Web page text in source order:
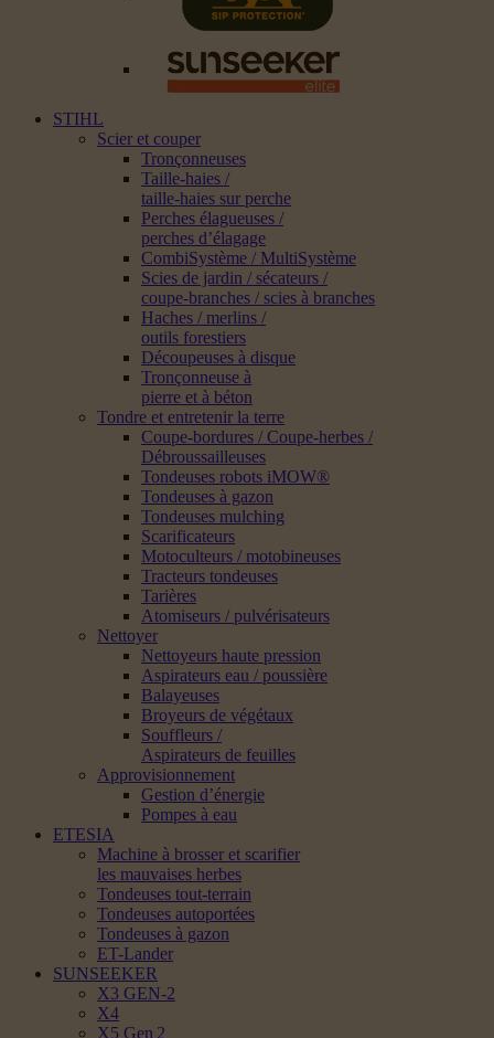
STIHL
Scier et couper
Tronçonneuses
Taille-haies /
taille-haies sur perche
Perches élagueuses /
perches d’élagage
CombiSystème / MultiSystème
Scies de jardin / sécateurs /
coupe-branches / scies à branches
Haches / merlins /
outils forestiers
Découpeuses à disque
Tronçonneuse à
pierre et à béton
Tondre et entretenir la terre
Coupe-bordures / Coupe-herbes /
Débroussailleuses
Tondeuses robots iMOW®
Tondeuses à gazon
Tondeuses mulching
Scarificateurs
Motoculteurs / motobineuses
Tracteurs tondeuses
Tarières
Atomiseurs / pulvérisateurs
Nettoyer
Nettoyeurs haute pression
Aspirateurs eau / poussière
Balayeuses
Broyeurs de végétaux
Souffleurs /
Aspirateurs de feuilles
Approvisionnement
Gestion d’énergie
Pompes à eau
ETESIA
Machine à brosser et scarifier
les mauvaises herbes
Tondeuses tout-terrain
Tondeuses autoportées
Tondeuses à gazon
ET-Lander
SUNSEEKER
X3 GEN-2
X4
X5 Gen 2